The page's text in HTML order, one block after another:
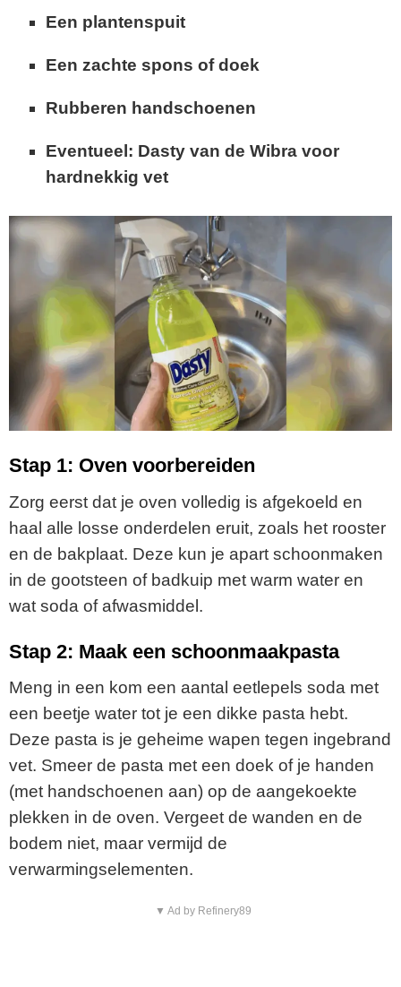
Een plantenspuit
Een zachte spons of doek
Rubberen handschoenen
Eventueel: Dasty van de Wibra voor
hardnekkig vet
Stap 1: Oven voorbereiden
Zorg eerst dat je oven volledig is afgekoeld en
haal alle losse onderdelen eruit, zoals het rooster
en de bakplaat. Deze kun je apart schoonmaken
in de gootsteen of badkuip met warm water en
wat soda of afwasmiddel.
Stap 2: Maak een schoonmaakpasta
Meng in een kom een aantal eetlepels soda met
een beetje water tot je een dikke pasta hebt.
Deze pasta is je geheime wapen tegen ingebrand
vet. Smeer de pasta met een doek of je handen
(met handschoenen aan) op de aangekoekte
plekken in de oven. Vergeet de wanden en de
bodem niet, maar vermijd de
verwarmingselementen.
▼ Ad by Refinery89